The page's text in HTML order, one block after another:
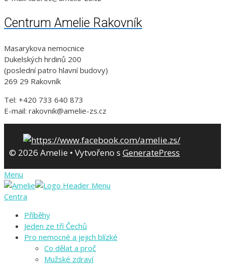
Centrum Amelie Rakovník
Masarykova nemocnice
Dukelských hrdinů 200
(poslední patro hlavní budovy)
269 29 Rakovník
Tel: +420 733 640 873
E-mail: rakovnik@amelie-zs.cz
© 2026 Amelie • Vytvořeno s GeneratePress
Menu
Centra
Příběhy
Jeden ze tří Čechů
Pro nemocné a jejich blízké
Co dělat a proč
Mužské zdraví